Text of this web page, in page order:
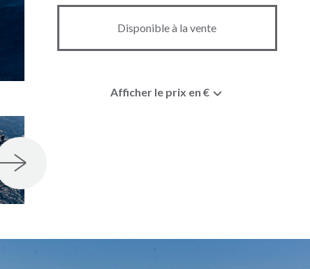
Disponible à la vente
Afficher le prix en €